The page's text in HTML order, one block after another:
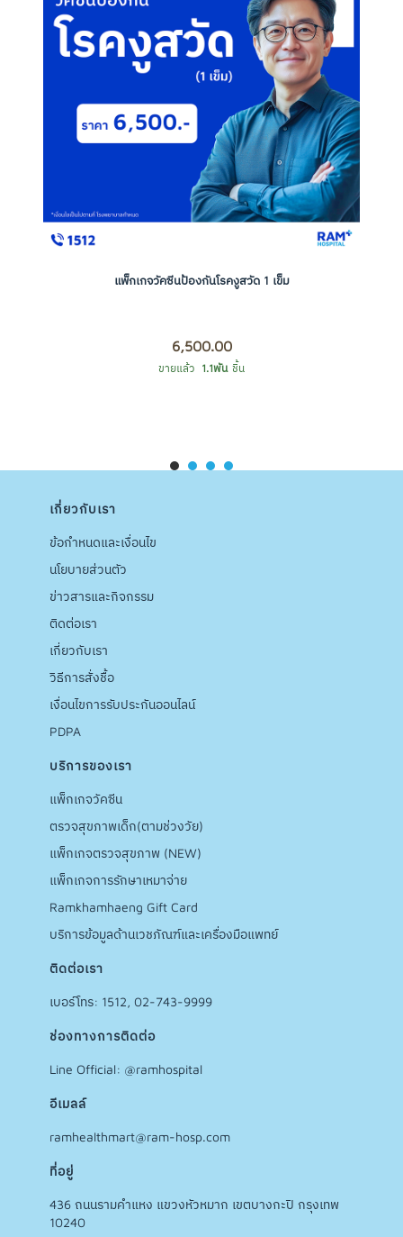
แพ็กเกจวัคซีนป้องกันโรคงูสวัด 1 เข็ม
6,500.00
ขายแล้ว 1.1พัน ชิ้น
เกี่ยวกับเรา
ข้อกำหนดและเงื่อนไข
นโยบายส่วนตัว
ข่าวสารและกิจกรรม
ติดต่อเรา
เกี่ยวกับเรา
วิธีการสั่งชื้อ
เงื่อนไขการรับประกันออนไลน์
PDPA
บริการของเรา
แพ็กเกจวัคซีน
ตรวจสุขภาพเด็ก(ตามช่วงวัย)
แพ็กเกจตรวจสุขภาพ (NEW)
แพ็กเกจการรักษาเหมาจ่าย
Ramkhamhaeng Gift Card
บริการข้อมูลด้านเวชภัณฑ์และเครื่องมือแพทย์
ติดต่อเรา
เบอร์โทร: 1512, 02-743-9999
ช่องทางการติดต่อ
Line Official: @ramhospital
อีเมลล์
ramhealthmart@ram-hosp.com
ที่อยู่
436 ถนนรามคำแหง แขวงหัวหมาก เขตบางกะปิ กรุงเทพ
10240